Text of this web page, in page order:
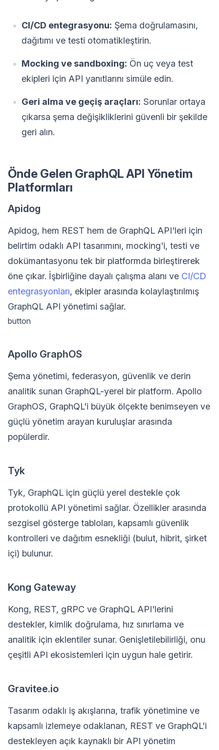
CI/CD entegrasyonu: Şema doğrulamasını,
dağıtımı ve testi otomatikleştirin.
Mocking ve sandboxing: Ön uç veya test
ekipleri için API yanıtlarını simüle edin.
Geri alma ve geçiş araçları: Sorunlar ortaya
çıkarsa şema değişikliklerini güvenli bir şekilde
geri alın.
Önde Gelen GraphQL API Yönetim
Platformları
Apidog
Apidog, hem REST hem de GraphQL API'leri için
belirtim odaklı API tasarımını, mocking'i, testi ve
dokümantasyonu tek bir platformda birleştirerek
öne çıkar. İşbirliğine dayalı çalışma alanı ve CI/CD
entegrasyonları, ekipler arasında kolaylaştırılmış
GraphQL API yönetimi sağlar.
button
Apollo GraphOS
Şema yönetimi, federasyon, güvenlik ve derin
analitik sunan GraphQL-yerel bir platform. Apollo
GraphOS, GraphQL'i büyük ölçekte benimseyen ve
güçlü yönetim arayan kuruluşlar arasında
popülerdir.
Tyk
Tyk, GraphQL için güçlü yerel destekle çok
protokollü API yönetimi sağlar. Özellikler arasında
sezgisel gösterge tabloları, kapsamlı güvenlik
kontrolleri ve dağıtım esnekliği (bulut, hibrit, şirket
içi) bulunur.
Kong Gateway
Kong, REST, gRPC ve GraphQL API'lerini
destekler, kimlik doğrulama, hız sınırlama ve
analitik için eklentiler sunar. Genişletilebilirliği, onu
çeşitli API ekosistemleri için uygun hale getirir.
Gravitee.io
Tasarım odaklı iş akışlarına, trafik yönetimine ve
kapsamlı izlemeye odaklanan, REST ve GraphQL'i
destekleyen açık kaynaklı bir API yönetim